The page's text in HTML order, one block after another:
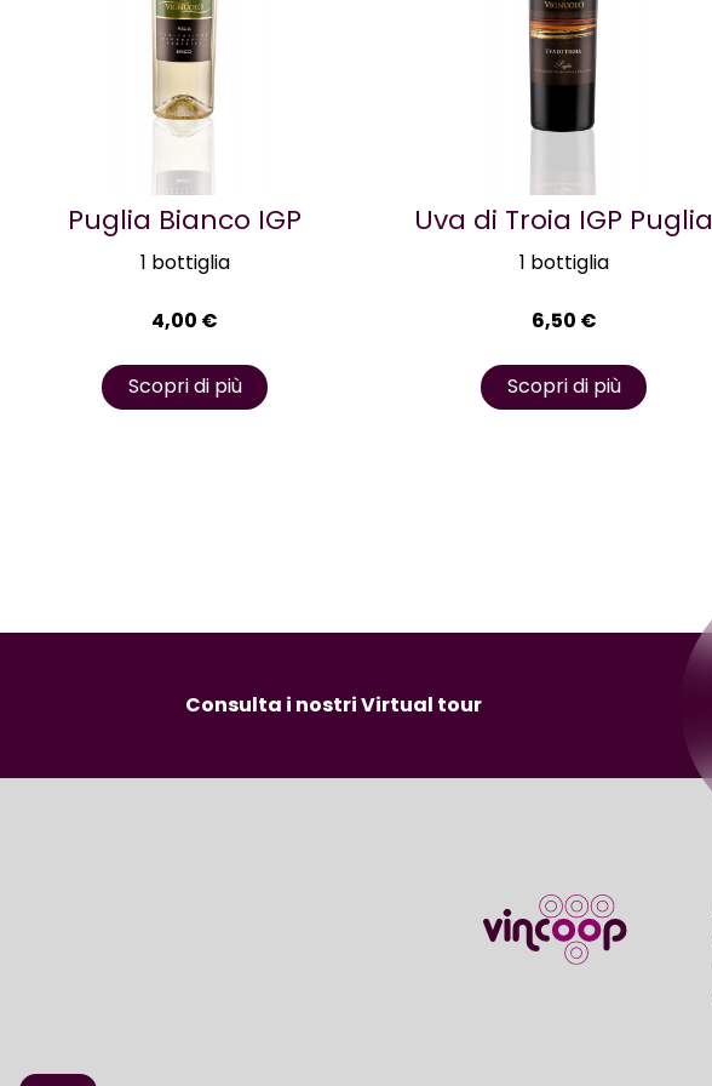
Puglia Bianco IGP
1 bottiglia
4,00 €
Scopri di più
Uva di Troia IGP Puglia
1 bottiglia
6,50 €
Scopri di più
Consulta i nostri Virtual tour